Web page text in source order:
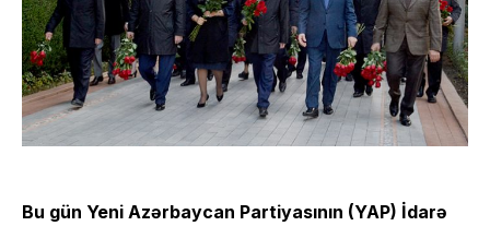
Bu gün Yeni Azərbaycan Partiyasının (YAP) İdarə